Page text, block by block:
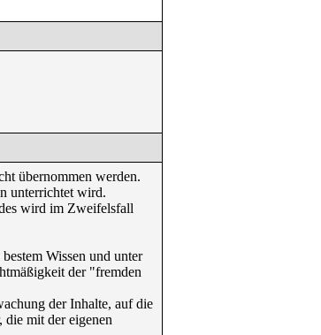
übernommen werden.
unterrichtet wird.
wird im Zweifelsfall
Wissen und unter
der "fremden
der Inhalte, auf die
mit der eigenen